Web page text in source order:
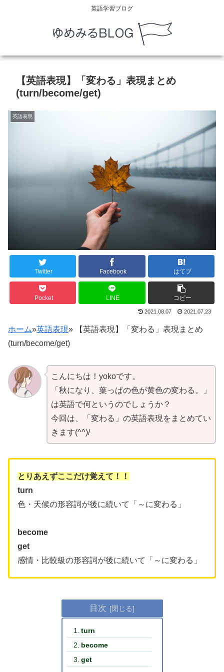
英語学習ブログ
【英語表現】「変わる」表現まとめ
(turn/become/get)
英語表現
Twitter Facebook はてブ
Pocket LINE コピー
2021.08.07 2021.07.23
ホーム»英語表現» 【英語表現】「変わる」表現まとめ
(turn/become/get)
こんにちは！yokoです。
「秋になり、葉っぱの色が黄色の変わる。」
は英語で何というのでしょうか？
今回は、「変わる」の英語表現をまとめてい
きます(^^)/
とりあえずここだけ覚えて！！
turn
色・天候の形容詞が後に続いて「～に変わる」
become
get
感情・比較級の形容詞が後に続いて「～に変わる」
目次
turn
become
get